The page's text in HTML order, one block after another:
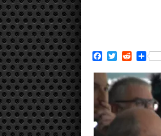
Facebook
TwitterReddit